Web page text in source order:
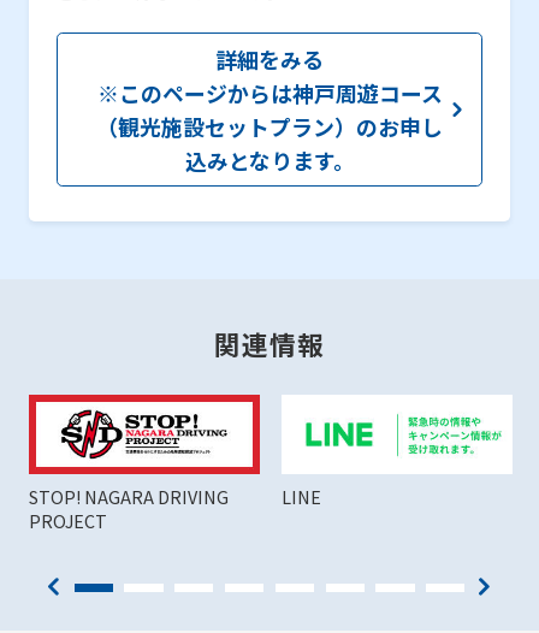
詳細をみる
※このページからは神戸周遊コース
（観光施設セットプラン）のお申し
込みとなります。
関連情報
STOP! NAGARA DRIVING
PROJECT
LINE